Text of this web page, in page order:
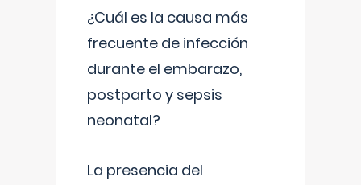
¿Cuál es la causa más
frecuente de infección
durante el embarazo,
postparto y sepsis
neonatal?
La presencia del